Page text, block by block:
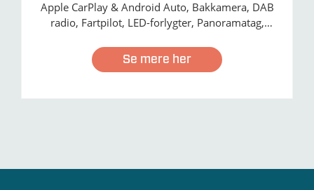
Apple CarPlay & Android Auto, Bakkamera, DAB
radio, Fartpilot, LED-forlygter, Panoramatag,
Navigation, Nødbremse, Træthedsregistrering,
Se mere her